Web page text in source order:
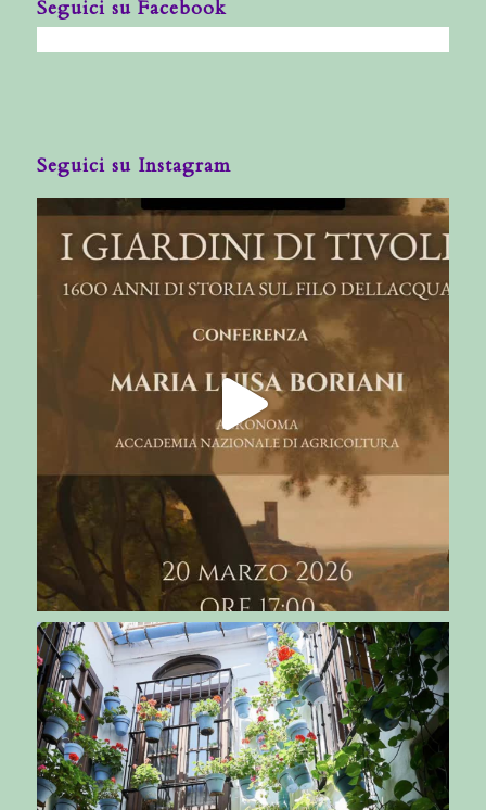
Seguici su Facebook
Seguici su Instagram